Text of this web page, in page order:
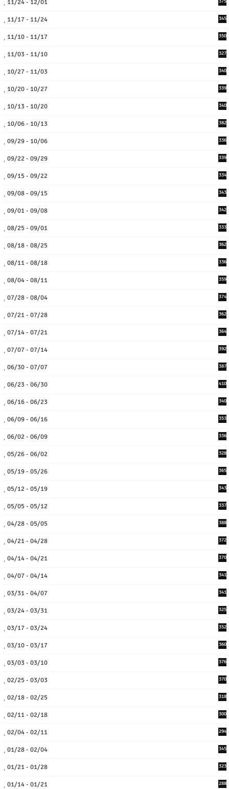
11/24 - 12/01
11/17 - 11/24 345
11/10 - 11/17 350
11/03 - 11/10 327
10/27 - 11/03 340
10/20 - 10/27 339
10/13 - 10/20 340
10/06 - 10/13 382
09/29 - 10/06 336
09/22 - 09/29 339
09/15 - 09/22 334
09/08 - 09/15 343
09/01 - 09/08 342
08/25 - 09/01 333
08/18 - 08/25 362
08/11 - 08/18 336
08/04 - 08/11 359
07/28 - 08/04 374
07/21 - 07/28 362
07/14 - 07/21 364
07/07 - 07/14 392
06/30 - 07/07 387
06/23 - 06/30 410
06/16 - 06/23 340
06/09 - 06/16 353
06/02 - 06/09 336
05/26 - 06/02 328
05/19 - 05/26 365
05/12 - 05/19 343
05/05 - 05/12 337
04/28 - 05/05 388
04/21 - 04/28 372
04/14 - 04/21 370
04/07 - 04/14 341
03/31 - 04/07 341
03/24 - 03/31 325
03/17 - 03/24 352
03/10 - 03/17 360
03/03 - 03/10 376
02/25 - 03/03 370
02/18 - 02/25 318
02/11 - 02/18 300
02/04 - 02/11 294
01/28 - 02/04 345
01/21 - 01/28 323
01/14 - 01/21 288